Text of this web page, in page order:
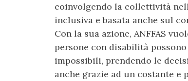
coinvolgendo la collettività
inclusiva e basata anche sul
Con la sua azione, ANFFAS
persone con disabilità
impossibili, prendendo le
anche grazie ad un costante